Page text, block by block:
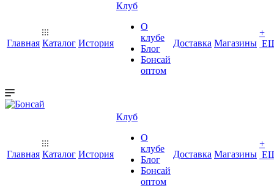
Главная Каталог История
Клуб
О
клубе
Блог
Бонсай
оптом
Доставка Магазины
+
Главная Каталог История
Клуб
О
клубе
Блог
Бонсай
оптом
Доставка Магазины
+